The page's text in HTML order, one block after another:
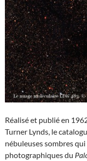
Réalisé et publié en
Turner Lynds, le
nébuleuses sombres
photographiques du